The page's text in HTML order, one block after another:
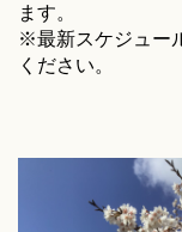
ます。
※最新スケジュー
ください。